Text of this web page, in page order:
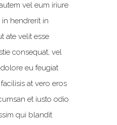
vel eum iriure
hendrerit in
ate velit esse
consequat, vel
eu feugiat
at vero eros
et iusto odio
qui blandit